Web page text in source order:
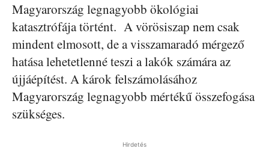
Magyarország legnagyobb ökológiai
katasztrófája történt. A vörösiszap nem csak
mindent elmosott, de a visszamaradó mérgező
hatása lehetetlenné teszi a lakók számára az
újjáépítést. A károk felszámolásához
Magyarország legnagyobb mértékű összefogása
szükséges.
Hirdetés